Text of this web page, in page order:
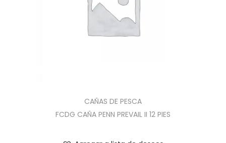
CAÑAS DE PESCA
FCDG CAÑA PENN PREVAIL II 12 PIES